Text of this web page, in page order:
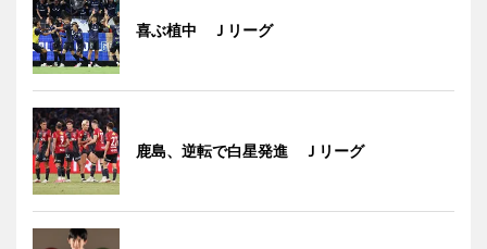
喜ぶ植中 Ｊリーグ
鹿島、逆転で白星発進 Ｊリーグ